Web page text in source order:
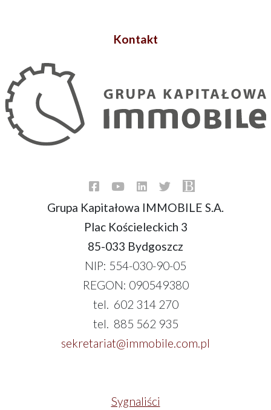
Kontakt
Grupa Kapitałowa IMMOBILE S.A.
Plac Kościeleckich 3
85-033 Bydgoszcz
NIP: 554-030-90-05
REGON: 090549380
tel. 602 314 270
tel. 885 562 935
sekretariat@immobile.com.pl
Sygnaliści